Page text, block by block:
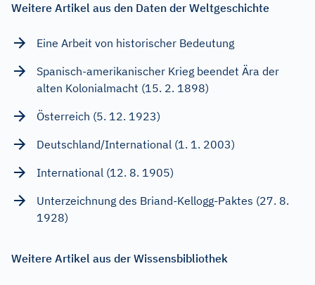
Weitere Artikel aus den Daten der Weltgeschichte
Eine Arbeit von historischer Bedeutung
Spanisch-amerikanischer Krieg beendet Ära der
alten Kolonialmacht (15. 2. 1898)
Österreich (5. 12. 1923)
Deutschland/International (1. 1. 2003)
International (12. 8. 1905)
Unterzeichnung des Briand-Kellogg-Paktes (27. 8.
1928)
Weitere Artikel aus der Wissensbibliothek